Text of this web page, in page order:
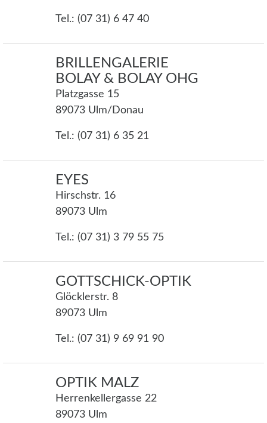
Tel.: (07 31) 6 47 40
BRILLENGALERIE
BOLAY & BOLAY OHG
Platzgasse 15
89073 Ulm/Donau
Tel.: (07 31) 6 35 21
EYES
Hirschstr. 16
89073 Ulm
Tel.: (07 31) 3 79 55 75
GOTTSCHICK-OPTIK
Glöcklerstr. 8
89073 Ulm
Tel.: (07 31) 9 69 91 90
OPTIK MALZ
Herrenkellergasse 22
89073 Ulm